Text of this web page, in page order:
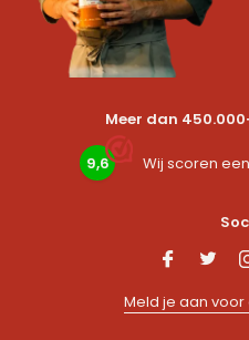
Meer dan
9,6 Wij scoren een
Meld je aan